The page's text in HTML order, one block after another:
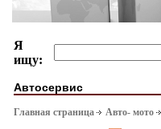
Я
ищу:
Автосервис
Главная страница Авто- мото